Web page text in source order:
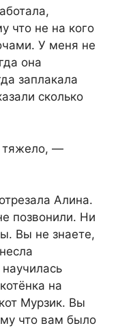
что не на кого
У меня не
она
заплакала
сколько
тяжело, —
Алина.
позвонили. Ни
Вы не знаете,
на
Мурзик. Вы
что вам было